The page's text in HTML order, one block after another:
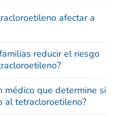
afectar a
reducir el riesgo
médico que determine si
al tetracloroetileno?